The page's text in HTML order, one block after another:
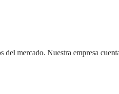
mercado. Nuestra empresa